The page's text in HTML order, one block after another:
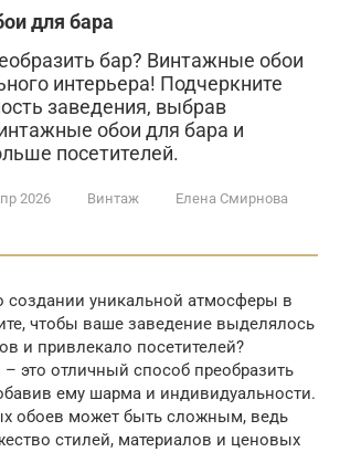
для бара
бар? Винтажные обои
интерьера! Подчеркните
заведения, выбрав
обои для бара и
посетителей.
2026 Винтаж Елена Смирнова
создании уникальной атмосферы в
чтобы ваше заведение выделялось
и привлекало посетителей?
это отличный способ преобразить
ему шарма и индивидуальности.
обоев может быть сложным, ведь
стилей, материалов и ценовых